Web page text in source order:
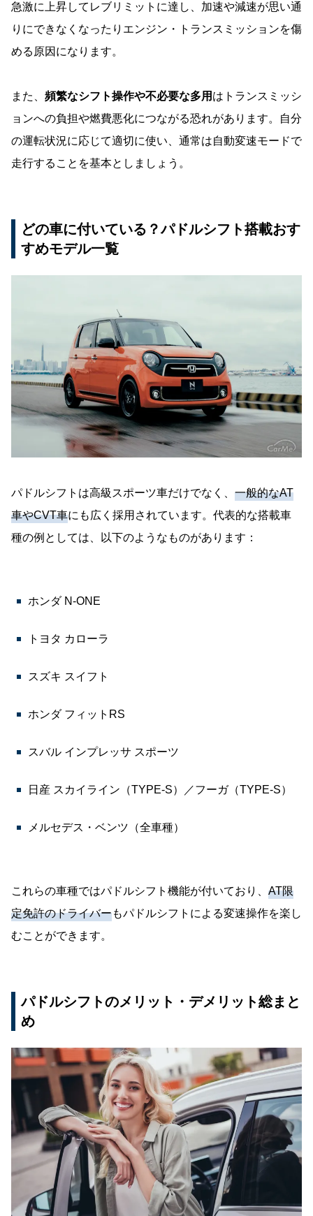
急激に上昇してレブリミットに達し、加速や減速が思い通
りにできなくなったりエンジン・トランスミッションを傷
める原因になります。
また、 頻繁なシフト操作や不必要な多用 はトランスミッシ
ョンへの負担や燃費悪化につながる恐れがあります。自分
の運転状況に応じて適切に使い、通常は自動変速モードで
走行することを基本としましょう。
どの車に付いている？パドルシフト搭載おす
すめモデル一覧
パドルシフトは高級スポーツ車だけでなく、 一般的なAT
車やCVT車にも広く採用されています。代表的な搭載車
種の例としては、以下のようなものがあります：
ホンダ N-ONE
トヨタ カローラ
スズキ スイフト
ホンダ フィットRS
スバル インプレッサ スポーツ
日産 スカイライン（TYPE-S）／フーガ（TYPE-S）
メルセデス・ベンツ（全車種）
これらの車種ではパドルシフト機能が付いており、 AT限
定免許のドライバーもパドルシフトによる変速操作を楽し
むことができます。
パドルシフトのメリット・デメリット総まと
め